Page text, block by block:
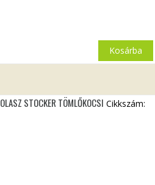
Kosárba
OLASZ STOCKER TÖMLŐKOCSI Cikkszám: